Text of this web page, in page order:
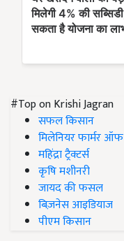
#Top on Krishi Jagran
सफल किसान
मिलेनियर फार्मर ऑफ
महिंद्रा ट्रैक्टर्स
कृषि मशीनरी
जायद की फसल
बिज़नेस आइडियाज
पीएम किसान